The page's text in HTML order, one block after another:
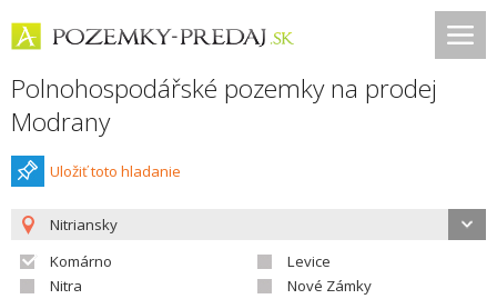
Polnohospodářské pozemky na prodej
Modrany
Uložiť toto hladanie
Nitriansky
Komárno
Levice
Nitra
Nové Zámky